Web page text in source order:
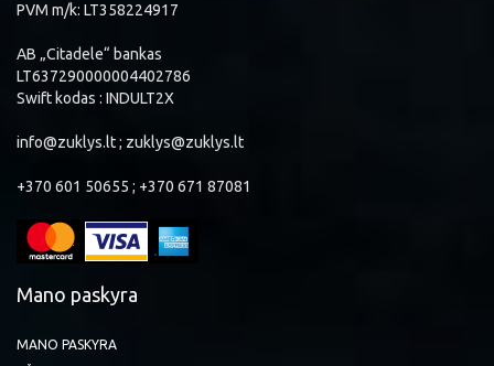
PVM m/k: LT358224917
AB „Citadele“ bankas
LT637290000004402786
Swift kodas : INDULT2X
info@zuklys.lt ; zuklys@zuklys.lt
+370 601 50655 ; +370 671 87081
Mano paskyra
MANO PASKYRA